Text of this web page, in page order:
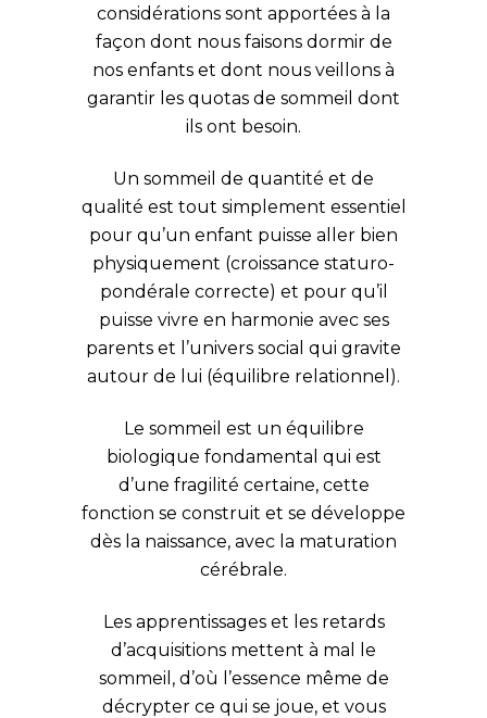
considérations sont apportées à la
façon dont nous faisons dormir de
nos enfants et dont nous veillons à
garantir les quotas de sommeil dont
ils ont besoin.
Un sommeil de quantité et de
qualité est tout simplement essentiel
pour qu’un enfant puisse aller bien
physiquement (croissance staturo-
pondérale correcte) et pour qu’il
puisse vivre en harmonie avec ses
parents et l’univers social qui gravite
autour de lui (équilibre relationnel).
Le sommeil est un équilibre
biologique fondamental qui est
d’une fragilité certaine, cette
fonction se construit et se développe
dès la naissance, avec la maturation
cérébrale.
Les apprentissages et les retards
d’acquisitions mettent à mal le
sommeil, d’où l’essence même de
décrypter ce qui se joue, et vous